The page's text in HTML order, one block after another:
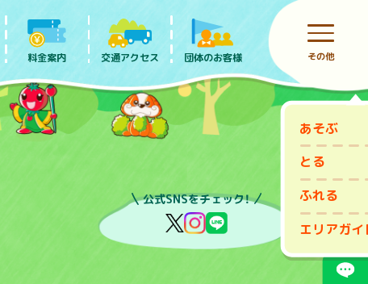
あそぶ
とる
ふれる
エリアガイ
料金案内 交通アクセス 団体のお客様 その他
前売りチケット
公式SNSをチェック！